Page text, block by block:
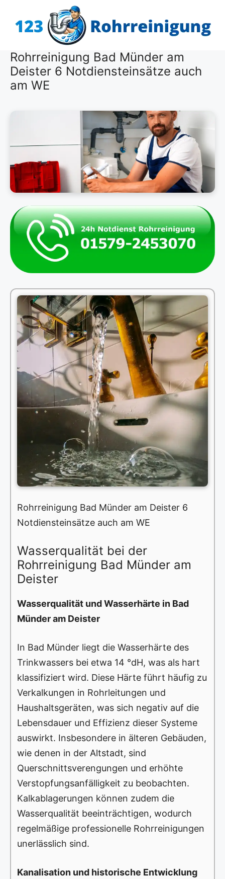
Inhalt
Rohrreinigung Bad Münder am
Deister 6 Notdiensteinsätze auch
am WE
Rohrreinigung Bad Münder am Deister 6
Notdiensteinsätze auch am WE
Wasserqualität bei der
Rohrreinigung Bad Münder am
Deister
Wasserqualität und Wasserhärte in Bad
Münder am Deister
In Bad Münder liegt die Wasserhärte des
Trinkwassers bei etwa 14 °dH, was als hart
klassifiziert wird. Diese Härte führt häufig zu
Verkalkungen in Rohrleitungen und
Haushaltsgeräten, was sich negativ auf die
Lebensdauer und Effizienz dieser Systeme
auswirkt. Insbesondere in älteren Gebäuden,
wie denen in der Altstadt, sind
Querschnittsverengungen und erhöhte
Verstopfungsanfälligkeit zu beobachten.
Kalkablagerungen können zudem die
Wasserqualität beeinträchtigen, wodurch
regelmäßige professionelle Rohrreinigungen
unerlässlich sind.
Kanalisation und historische Entwicklung